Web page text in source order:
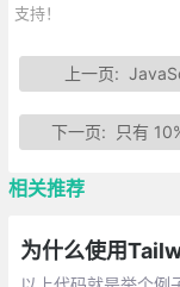
支持！
上一页:
下一页: 只有
相关推荐
为什么使用